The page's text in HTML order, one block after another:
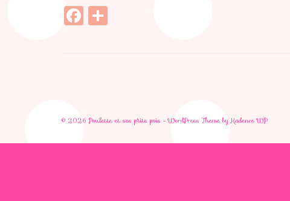
Facebook
© 2026 Poulette et ses p'tits pois - WordPress Theme byKadence WP